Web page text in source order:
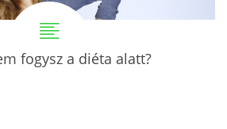
fogysz a diéta alatt?